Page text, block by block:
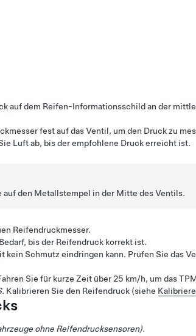
auf dem Reifen-Informationsschild an der
fest auf das Ventil, um den Druck zu
Luft ab, bis der empfohlene Druck erreicht ist.
auf den Metallstempel in der Mitte des Ventils.
Reifendruckmesser.
bis der Reifendruck korrekt ist.
kein Schmutz eindringen kann. Prüfen Sie das
Sie für kurze Zeit über25 km/h, um das
Kalibrieren Sie den Reifendruck (siehe
ohne Reifendrucksensoren).